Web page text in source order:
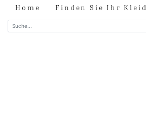
Home Finden Sie Ihr Kleid